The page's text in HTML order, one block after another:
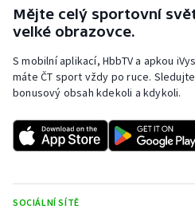
Volejbal
Ostatní
Mějte celý sportovní
velké obrazovce.
S mobilní aplikací, HbbTV a apkou
máte ČT sport vždy po ruce.
bonusový obsah kdekoli a kdykoli.
SOCIÁLNÍ SÍTĚ